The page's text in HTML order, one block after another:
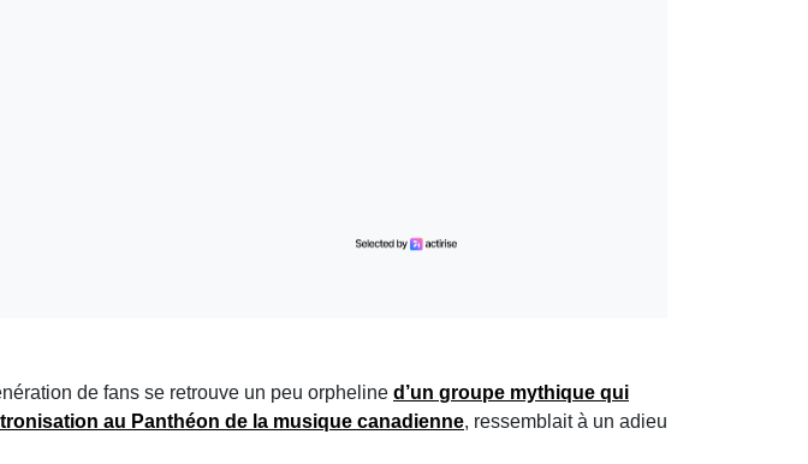
de fans se retrouve un peu orpheline d’un groupe mythique qui
au Panthéon de la musique canadienne, ressemblait à un adieu